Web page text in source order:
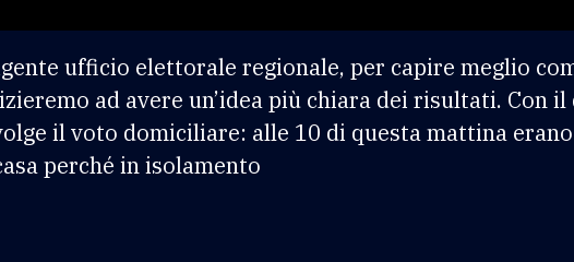
ufficio elettorale regionale, per capire meglio
ad avere un’idea più chiara dei risultati. Con
il voto domiciliare: alle 10 di questa mattina
perché in isolamento